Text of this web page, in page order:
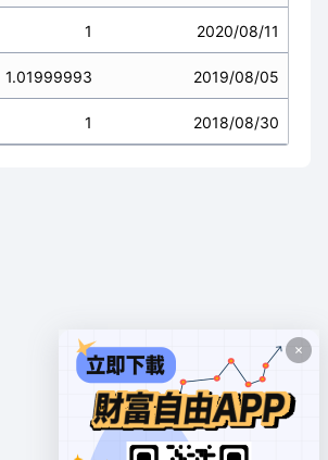
1 2020/08/11
1.01999993 2019/08/05
1 2018/08/30